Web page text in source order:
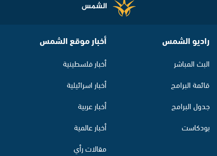
راديو الشمس
البث المباشر
قائمة البرامج
جدول البرامج
بودكاست
أخبار موقع الشمس
أخبار فلسطينية
أخبار اسرائيلية
أخبار عربية
أخبار عالمية
مقالات رأي